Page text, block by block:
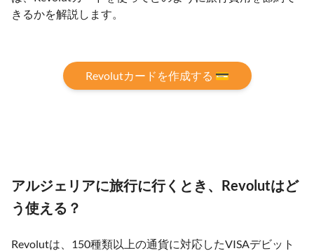
きるかを解説します。
Revolutカードを作成する 💳
アルジェリアに旅行に行くとき、Revolutはど
う使える？
Revolutは、150種類以上の通貨に対応したVISAデビット